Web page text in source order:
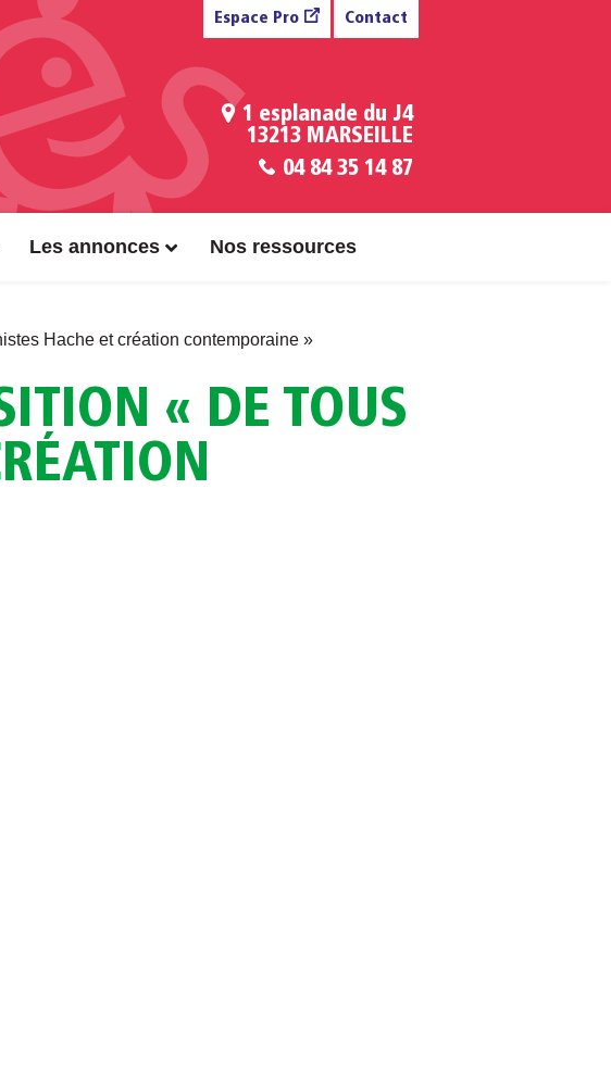
Espace Pro Contact
1 esplanade du J4
13213 MARSEILLE
04 84 35 14 87
Les annonces Nos ressources
Hache et création contemporaine »
« DE TOUS